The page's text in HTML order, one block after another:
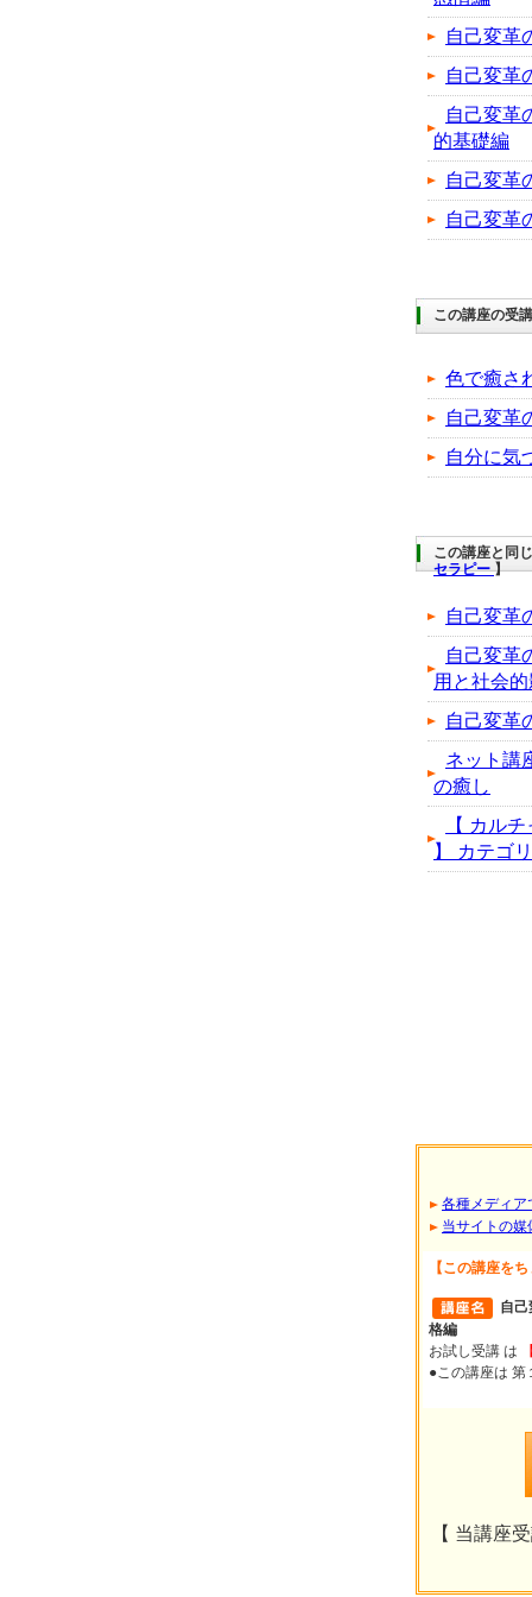
自己変革
自己変革
自己変革
的基礎編
自己変革
自己変革
この講座の受
色で癒さ
自己変革
自分に気
この講座と同
セラピー】
自己変革
自己変革
用と社会
自己変革
ネット講
の癒し
【 カル
】 カテゴ
各種メディア
当サイトの媒
【この講座を
自
格編
お試し受講 は
●この講座は 第
【 当講座